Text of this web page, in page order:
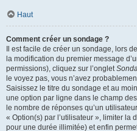
Haut
Comment créer un sondage ?
Il est facile de créer un sondage, lors
la modification du premier message
permissions), cliquez sur l’onglet
le voyez pas, vous n’avez
Saisissez le titre du sondage et au
une option par ligne dans le champ
le nombre de réponses qu’un
« Option(s) par l’utilisateur », limiter la
pour une durée illimitée) et enfin